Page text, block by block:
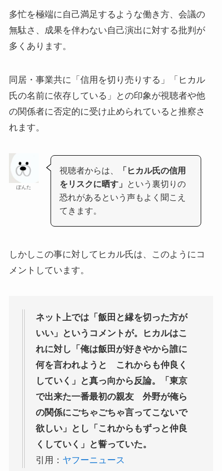
多忙を極端に自己満足するような働き方、会議の
無駄さ、成果を伴わない自己演出に対する批判が
多くあります。
同居・事業共に「信用を切り売りする」「ヒカル
氏の名前に依存している」との印象が視聴者や他
の関係者に否定的に受け止められていると推察さ
れます。
ぽんた
視聴者からは、
「ヒカル氏の信用
をリスクに晒す」
という裏切りの
恐れがあるという声もよく聞こえ
てきます。
しかしこの事に対してヒカル氏は、このようにコ
メントしています。
ネット上では「飯田と縁を切った方が
いい」というコメントが。ヒカルはこ
れに対し「俺は飯田が好きやから誰に
何を言われようと これからも仲良く
していく」と真っ向から反論。「東京
で出来た一番最初の親友 外野が俺ら
の関係にごちゃごちゃ言ってこないで
欲しい」とし「これからもずっと仲良
くしていく」と誓っていた。
引用： ヤフーニュース